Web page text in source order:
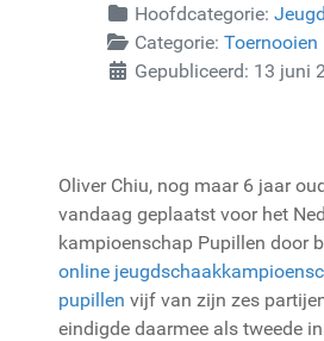
Hoofdcategorie: Jeugd
Categorie: Toernooien
Gepubliceerd: 13 juni
Oliver Chiu, nog maar 6 jaar
vandaag geplaatst voor het
kampioenschap Pupillen door
online
pupillen vijf van zijn zes
eindigde daarmee als tweede